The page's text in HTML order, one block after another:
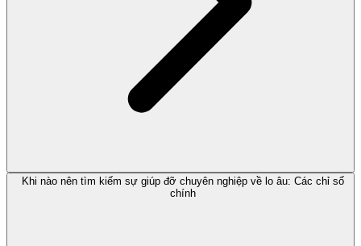
Khi nào nên tìm kiếm sự giúp đỡ chuyên nghiệp về lo âu: Các chỉ số
chính